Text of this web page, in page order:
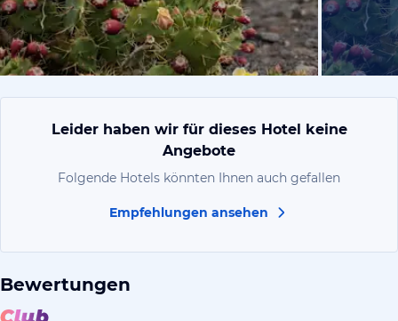
von
Leider haben wir für dieses Hotel keine
Angebote
Folgende Hotels könnten Ihnen auch gefallen
Empfehlungen ansehen
Bewertungen